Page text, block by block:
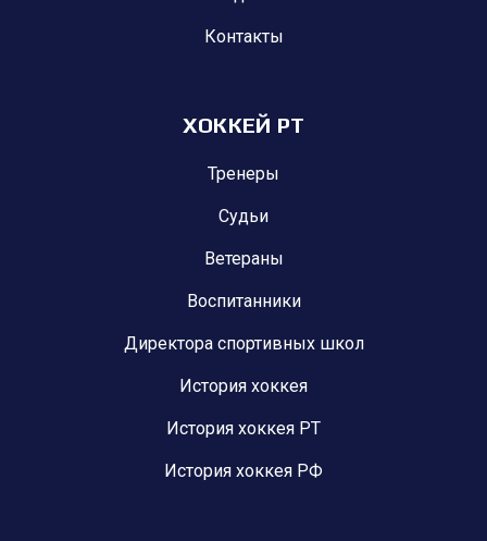
Контакты
ХОККЕЙ РТ
Тренеры
Судьи
Ветераны
Воспитанники
Директора спортивных школ
История хоккея
История хоккея РТ
История хоккея РФ